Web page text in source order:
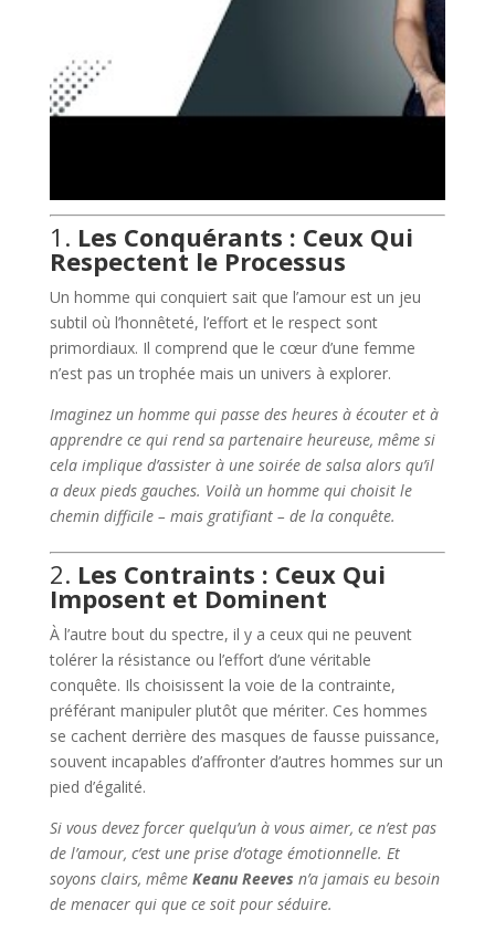
1. Les Conquérants : Ceux Qui
Respectent le Processus
Un homme qui conquiert sait que l’amour est un jeu
subtil où l’honnêteté, l’effort et le respect sont
primordiaux. Il comprend que le cœur d’une femme
n’est pas un trophée mais un univers à explorer.
Imaginez un homme qui passe des heures à écouter et à
apprendre ce qui rend sa partenaire heureuse, même si
cela implique d’assister à une soirée de salsa alors qu’il
a deux pieds gauches. Voilà un homme qui choisit le
chemin difficile – mais gratifiant – de la conquête.
2. Les Contraints : Ceux Qui
Imposent et Dominent
À l’autre bout du spectre, il y a ceux qui ne peuvent
tolérer la résistance ou l’effort d’une véritable
conquête. Ils choisissent la voie de la contrainte,
préférant manipuler plutôt que mériter. Ces hommes
se cachent derrière des masques de fausse puissance,
souvent incapables d’affronter d’autres hommes sur un
pied d’égalité.
Si vous devez forcer quelqu’un à vous aimer, ce n’est pas
de l’amour, c’est une prise d’otage émotionnelle. Et
soyons clairs, même Keanu Reeves n’a jamais eu besoin
de menacer qui que ce soit pour séduire.